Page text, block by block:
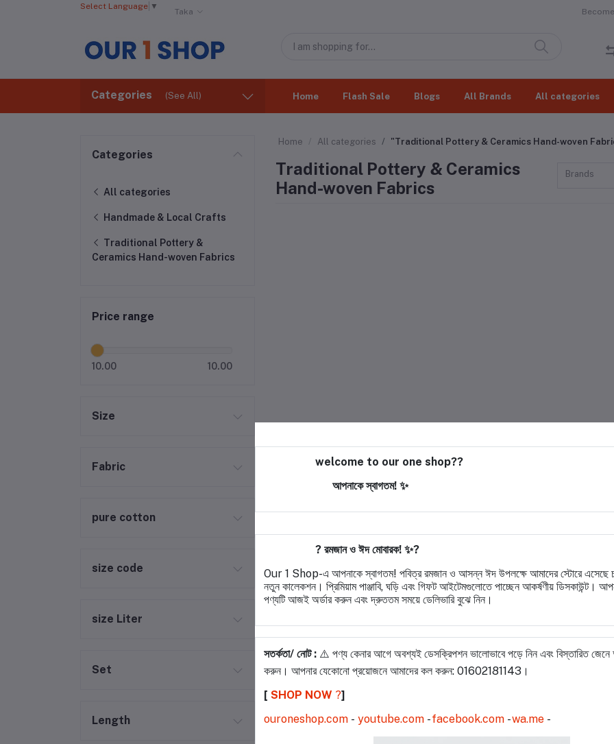
Select Language ▼
Taka
Categories (See All) Home Flash Sale Blogs All Brands All categories
Categories
All categories
Handmade & Local Crafts
Traditional Pottery &
Ceramics ​Hand-woven Fabrics
Price range
10.00 10.00
Size
Fabric
pure cotton
size code
size Liter
Set
Length
Home All categories "Traditional Pottery & Ceramics ​Hand-woven
Traditional Pottery & Ceramics ​
Hand-woven Fabrics
Brands
welcome to our one shop??
আপনাকে স্বাগতম! ✨
? রমজান ও ঈদ মোবারক! ✨?
Our 1 Shop-এ আপনাকে স্বাগতম! পবিত্র রমজান ও আসন্ন ঈদ উপলক্ষে আমাদের স্টোরে এসেছে
নতুন কালেকশন। প্রিমিয়াম পাঞ্জাবি, ঘড়ি এবং গিফট আইটেমগুলোতে পাচ্ছেন আকর্ষণীয় ডিসকাউন্ট।
পণ্যটি আজই অর্ডার করুন এবং দ্রুততম সময়ে ডেলিভারি বুঝে নিন।
সতর্কতা/ নোট : ⚠️ পণ্য কেনার আগে অবশ্যই ডেসক্রিপশন ভালোভাবে পড়ে নিন এবং বিস্তারিত জেনে
করুন। আপনার যেকোনো প্রয়োজনে আমাদের কল করুন: 01602181143।
[ SHOP NOW ?️]
ouroneshop.com - youtube.com -facebook.com -wa.me -